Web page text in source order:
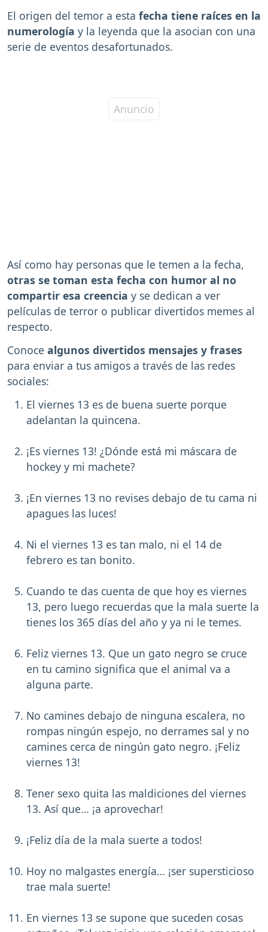
El origen del temor a esta fecha tiene raíces en la
numerología y la leyenda que la asocian con una
serie de eventos desafortunados.
Así como hay personas que le temen a la fecha,
otras se toman esta fecha con humor al no
compartir esa creencia y se dedican a ver
películas de terror o publicar divertidos memes al
respecto.
Conoce algunos divertidos mensajes y frases
para enviar a tus amigos a través de las redes
sociales:
El viernes 13 es de buena suerte porque
adelantan la quincena.
¡Es viernes 13! ¿Dónde está mi máscara de
hockey y mi machete?
¡En viernes 13 no revises debajo de tu cama ni
apagues las luces!
Ni el viernes 13 es tan malo, ni el 14 de
febrero es tan bonito.
Cuando te das cuenta de que hoy es viernes
13, pero luego recuerdas que la mala suerte la
tienes los 365 días del año y ya ni le temes.
Feliz viernes 13. Que un gato negro se cruce
en tu camino significa que el animal va a
alguna parte.
No camines debajo de ninguna escalera, no
rompas ningún espejo, no derrames sal y no
camines cerca de ningún gato negro. ¡Feliz
viernes 13!
Tener sexo quita las maldiciones del viernes
13. Así que… ¡a aprovechar!
¡Feliz día de la mala suerte a todos!
Hoy no malgastes energía… ¡ser supersticioso
trae mala suerte!
En viernes 13 se supone que suceden cosas